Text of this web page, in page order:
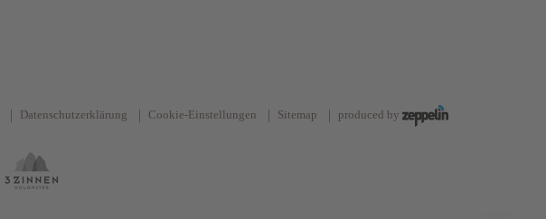
Datenschutzerklärung Cookie-Einstellungen Sitemap produced by